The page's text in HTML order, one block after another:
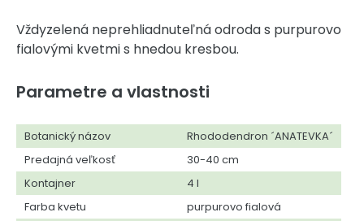
Vždyzelená neprehliadnuteľná odroda s purpurovo
fialovými kvetmi s hnedou kresbou.
Parametre a vlastnosti
Botanický názov
Rhododendron ´ANATEVKA´
Predajná veľkosť
30-40 cm
Kontajner
4 l
Farba kvetu
purpurovo fialová